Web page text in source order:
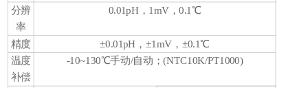
分辨
率
0.01pH，1mV，0.1℃
精度 ±0.01pH，±1mV，±0.1℃
温度
补偿
-10~130℃手动/自动；(NTC10K/PT1000)